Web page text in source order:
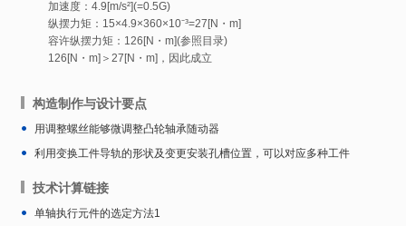
加速度：4.9[m/s²](=0.5G)
纵摆力矩：15×4.9×360×10⁻³=27[N・m]
容许纵摆力矩：126[N・m](参照目录)
126[N・m]＞27[N・m]，因此成立
构造制作与设计要点
用调整螺丝能够微调整凸轮轴承随动器
利用变换工件导轨的形状及变更安装孔槽位置，可以对应多种工件
技术计算链接
单轴执行元件的选定方法1